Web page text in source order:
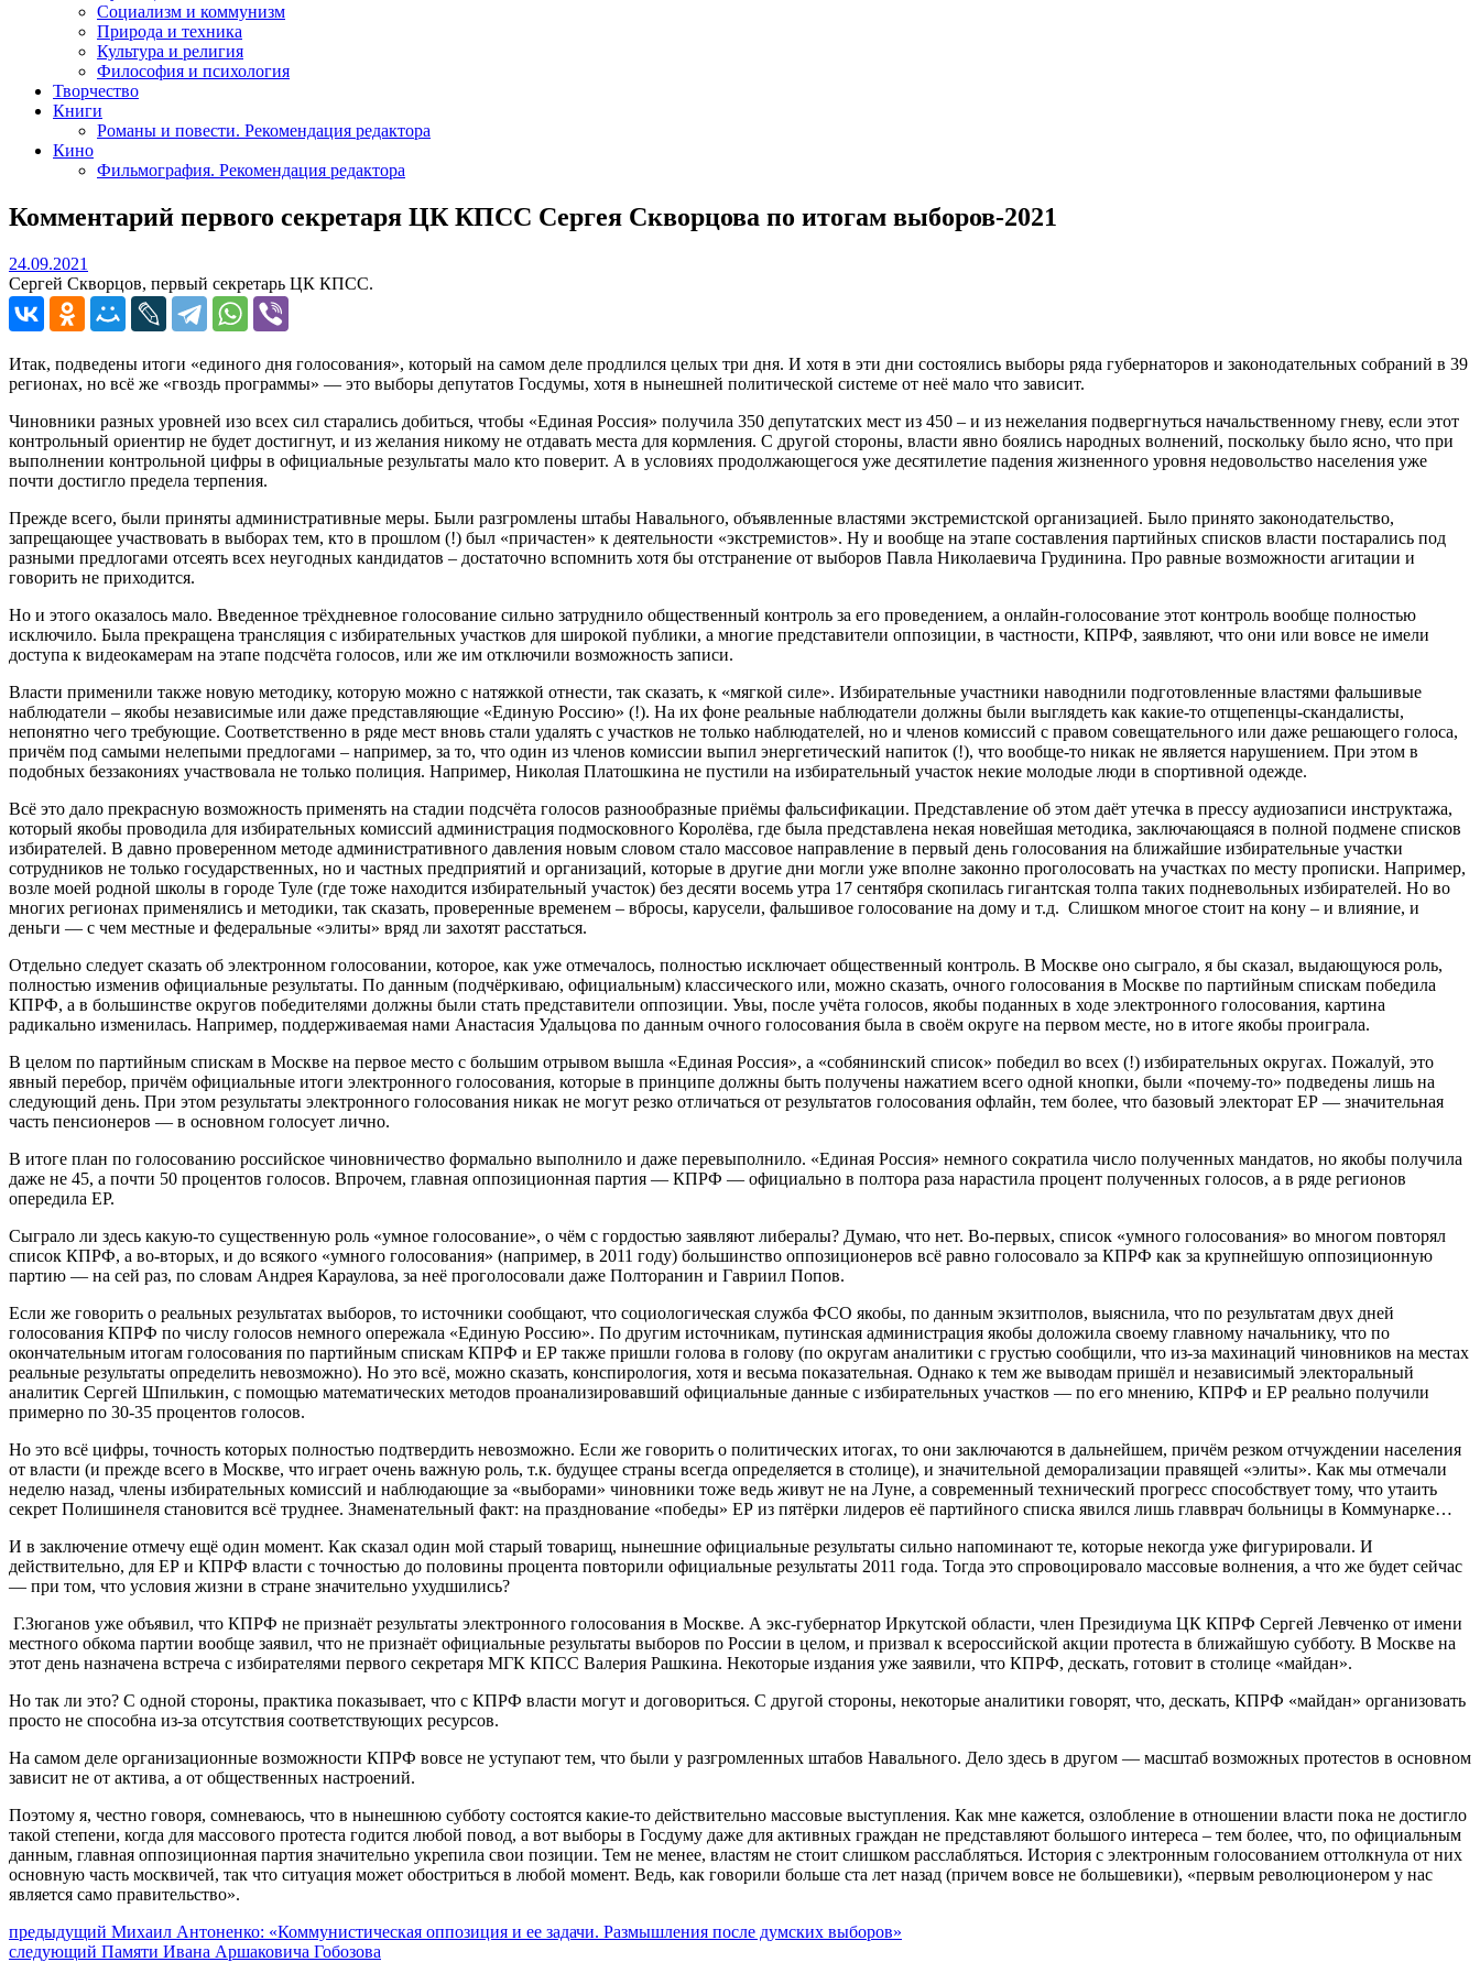
Социализм и коммунизм
Природа и техника
Культура и религия
Философия и психология
Творчество
Книги
Романы и повести. Рекомендация редактора
Кино
Фильмография. Рекомендация редактора
Комментарий первого секретаря ЦК КПСС Сергея Скворцова по итогам выборов-2021
24.09.2021
Сергей Скворцов, первый секретарь ЦК КПСС.
Итак, подведены итоги «единого дня голосования», который на самом деле продлился целых три дня. И хотя в эти дни состоялись выборы ряда губернаторов и законодательных собраний в 39
регионах, но всё же «гвоздь программы» — это выборы депутатов Госдумы, хотя в нынешней политической системе от неё мало что зависит.
Чиновники разных уровней изо всех сил старались добиться, чтобы «Единая Россия» получила 350 депутатских мест из 450 – и из нежелания подвергнуться начальственному гневу, если этот
контрольный ориентир не будет достигнут, и из желания никому не отдавать места для кормления. С другой стороны, власти явно боялись народных волнений, поскольку было ясно, что при
выполнении контрольной цифры в официальные результаты мало кто поверит. А в условиях продолжающегося уже десятилетие падения жизненного уровня недовольство населения уже
почти достигло предела терпения.
Прежде всего, были приняты административные меры. Были разгромлены штабы Навального, объявленные властями экстремистской организацией. Было принято законодательство,
запрещающее участвовать в выборах тем, кто в прошлом (!) был «причастен» к деятельности «экстремистов». Ну и вообще на этапе составления партийных списков власти постарались под
разными предлогами отсеять всех неугодных кандидатов – достаточно вспомнить хотя бы отстранение от выборов Павла Николаевича Грудинина. Про равные возможности агитации и
говорить не приходится.
Но и этого оказалось мало. Введенное трёхдневное голосование сильно затруднило общественный контроль за его проведением, а онлайн-голосование этот контроль вообще полностью
исключило. Была прекращена трансляция с избирательных участков для широкой публики, а многие представители оппозиции, в частности, КПРФ, заявляют, что они или вовсе не имели
доступа к видеокамерам на этапе подсчёта голосов, или же им отключили возможность записи.
Власти применили также новую методику, которую можно с натяжкой отнести, так сказать, к «мягкой силе». Избирательные участники наводнили подготовленные властями фальшивые
наблюдатели – якобы независимые или даже представляющие «Единую Россию» (!). На их фоне реальные наблюдатели должны были выглядеть как какие-то отщепенцы-скандалисты,
непонятно чего требующие. Соответственно в ряде мест вновь стали удалять с участков не только наблюдателей, но и членов комиссий с правом совещательного или даже решающего голоса,
причём под самыми нелепыми предлогами – например, за то, что один из членов комиссии выпил энергетический напиток (!), что вообще-то никак не является нарушением. При этом в
подобных беззакониях участвовала не только полиция. Например, Николая Платошкина не пустили на избирательный участок некие молодые люди в спортивной одежде.
Всё это дало прекрасную возможность применять на стадии подсчёта голосов разнообразные приёмы фальсификации. Представление об этом даёт утечка в прессу аудиозаписи инструктажа,
который якобы проводила для избирательных комиссий администрация подмосковного Королёва, где была представлена некая новейшая методика, заключающаяся в полной подмене списков
избирателей. В давно проверенном методе административного давления новым словом стало массовое направление в первый день голосования на ближайшие избирательные участки
сотрудников не только государственных, но и частных предприятий и организаций, которые в другие дни могли уже вполне законно проголосовать на участках по месту прописки. Например,
возле моей родной школы в городе Туле (где тоже находится избирательный участок) без десяти восемь утра 17 сентября скопилась гигантская толпа таких подневольных избирателей. Но во
многих регионах применялись и методики, так сказать, проверенные временем – вбросы, карусели, фальшивое голосование на дому и т.д. Слишком многое стоит на кону – и влияние, и
деньги — с чем местные и федеральные «элиты» вряд ли захотят расстаться.
Отдельно следует сказать об электронном голосовании, которое, как уже отмечалось, полностью исключает общественный контроль. В Москве оно сыграло, я бы сказал, выдающуюся роль,
полностью изменив официальные результаты. По данным (подчёркиваю, официальным) классического или, можно сказать, очного голосования в Москве по партийным спискам победила
КПРФ, а в большинстве округов победителями должны были стать представители оппозиции. Увы, после учёта голосов, якобы поданных в ходе электронного голосования, картина
радикально изменилась. Например, поддерживаемая нами Анастасия Удальцова по данным очного голосования была в своём округе на первом месте, но в итоге якобы проиграла.
В целом по партийным спискам в Москве на первое место с большим отрывом вышла «Единая Россия», а «собянинский список» победил во всех (!) избирательных округах. Пожалуй, это
явный перебор, причём официальные итоги электронного голосования, которые в принципе должны быть получены нажатием всего одной кнопки, были «почему-то» подведены лишь на
следующий день. При этом результаты электронного голосования никак не могут резко отличаться от результатов голосования офлайн, тем более, что базовый электорат ЕР — значительная
часть пенсионеров — в основном голосует лично.
В итоге план по голосованию российское чиновничество формально выполнило и даже перевыполнило. «Единая Россия» немного сократила число полученных мандатов, но якобы получила
даже не 45, а почти 50 процентов голосов. Впрочем, главная оппозиционная партия — КПРФ — официально в полтора раза нарастила процент полученных голосов, а в ряде регионов
опередила ЕР.
Сыграло ли здесь какую-то существенную роль «умное голосование», о чём с гордостью заявляют либералы? Думаю, что нет. Во-первых, список «умного голосования» во многом повторял
список КПРФ, а во-вторых, и до всякого «умного голосования» (например, в 2011 году) большинство оппозиционеров всё равно голосовало за КПРФ как за крупнейшую оппозиционную
партию — на сей раз, по словам Андрея Караулова, за неё проголосовали даже Полторанин и Гавриил Попов.
Если же говорить о реальных результатах выборов, то источники сообщают, что социологическая служба ФСО якобы, по данным экзитполов, выяснила, что по результатам двух дней
голосования КПРФ по числу голосов немного опережала «Единую Россию». По другим источникам, путинская администрация якобы доложила своему главному начальнику, что по
окончательным итогам голосования по партийным спискам КПРФ и ЕР также пришли голова в голову (по округам аналитики с грустью сообщили, что из-за махинаций чиновников на местах
реальные результаты определить невозможно). Но это всё, можно сказать, конспирология, хотя и весьма показательная. Однако к тем же выводам пришёл и независимый электоральный
аналитик Сергей Шпилькин, с помощью математических методов проанализировавший официальные данные с избирательных участков — по его мнению, КПРФ и ЕР реально получили
примерно по 30-35 процентов голосов.
Но это всё цифры, точность которых полностью подтвердить невозможно. Если же говорить о политических итогах, то они заключаются в дальнейшем, причём резком отчуждении населения
от власти (и прежде всего в Москве, что играет очень важную роль, т.к. будущее страны всегда определяется в столице), и значительной деморализации правящей «элиты». Как мы отмечали
неделю назад, члены избирательных комиссий и наблюдающие за «выборами» чиновники тоже ведь живут не на Луне, а современный технический прогресс способствует тому, что утаить
секрет Полишинеля становится всё труднее. Знаменательный факт: на празднование «победы» ЕР из пятёрки лидеров её партийного списка явился лишь главврач больницы в Коммунарке…
И в заключение отмечу ещё один момент. Как сказал один мой старый товарищ, нынешние официальные результаты сильно напоминают те, которые некогда уже фигурировали. И
действительно, для ЕР и КПРФ власти с точностью до половины процента повторили официальные результаты 2011 года. Тогда это спровоцировало массовые волнения, а что же будет сейчас
— при том, что условия жизни в стране значительно ухудшились?
Г.Зюганов уже объявил, что КПРФ не признаёт результаты электронного голосования в Москве. А экс-губернатор Иркутской области, член Президиума ЦК КПРФ Сергей Левченко от имени
местного обкома партии вообще заявил, что не признаёт официальные результаты выборов по России в целом, и призвал к всероссийской акции протеста в ближайшую субботу. В Москве на
этот день назначена встреча с избирателями первого секретаря МГК КПСС Валерия Рашкина. Некоторые издания уже заявили, что КПРФ, дескать, готовит в столице «майдан».
Но так ли это? С одной стороны, практика показывает, что с КПРФ власти могут и договориться. С другой стороны, некоторые аналитики говорят, что, дескать, КПРФ «майдан» организовать
просто не способна из-за отсутствия соответствующих ресурсов.
На самом деле организационные возможности КПРФ вовсе не уступают тем, что были у разгромленных штабов Навального. Дело здесь в другом — масштаб возможных протестов в основном
зависит не от актива, а от общественных настроений.
Поэтому я, честно говоря, сомневаюсь, что в нынешнюю субботу состоятся какие-то действительно массовые выступления. Как мне кажется, озлобление в отношении власти пока не достигло
такой степени, когда для массового протеста годится любой повод, а вот выборы в Госдуму даже для активных граждан не представляют большого интереса – тем более, что, по официальным
данным, главная оппозиционная партия значительно укрепила свои позиции. Тем не менее, властям не стоит слишком расслабляться. История с электронным голосованием оттолкнула от них
основную часть москвичей, так что ситуация может обостриться в любой момент. Ведь, как говорили больше ста лет назад (причем вовсе не большевики), «первым революционером у нас
является само правительство».
Навигация
по
предыдущий Предыдущий
пост:
Михаил Антоненко: «Коммунистическая оппозиция и ее задачи. Размышления после думских выборов»
следующий Следующее
Памяти Ивана Аршаковича Гобозова